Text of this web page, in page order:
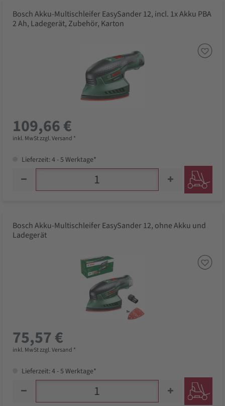
Bosch Akku-Multischleifer EasySander 12, incl. 1x Akku PBA
2 Ah, Ladegerät, Zubehör, Karton
109,66 €
inkl. MwSt zzgl. Versand *
Lieferzeit: 4 - 5 Werktage*
Bosch Akku-Multischleifer EasySander 12, ohne Akku und
Ladegerät
75,57 €
inkl. MwSt zzgl. Versand *
Lieferzeit: 4 - 5 Werktage*